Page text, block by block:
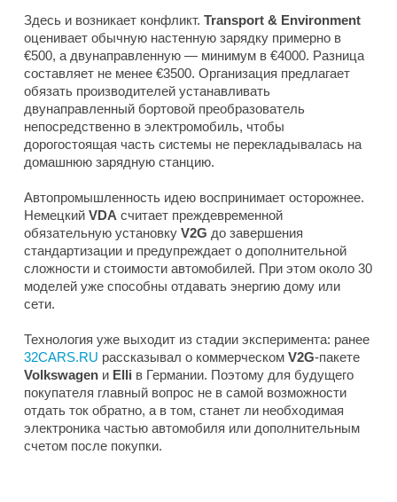
Здесь и возникает конфликт. Transport & Environment
оценивает обычную настенную зарядку примерно в
€500, а двунаправленную — минимум в €4000. Разница
составляет не менее €3500. Организация предлагает
обязать производителей устанавливать
двунаправленный бортовой преобразователь
непосредственно в электромобиль, чтобы
дорогостоящая часть системы не перекладывалась на
домашнюю зарядную станцию.
Автопромышленность идею воспринимает осторожнее.
Немецкий VDA считает преждевременной
обязательную установку V2G до завершения
стандартизации и предупреждает о дополнительной
сложности и стоимости автомобилей. При этом около 30
моделей уже способны отдавать энергию дому или
сети.
Технология уже выходит из стадии эксперимента: ранее
32CARS.RU рассказывал о коммерческом V2G-пакете
Volkswagen и Elli в Германии. Поэтому для будущего
покупателя главный вопрос не в самой возможности
отдать ток обратно, а в том, станет ли необходимая
электроника частью автомобиля или дополнительным
счетом после покупки.